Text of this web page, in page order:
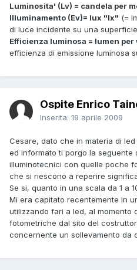
Luminosita' (Lv) = candela per
Illuminamento (Ev)= lux "lx" (=
di luce incidente su una superficie
Efficienza luminosa = lumen
efficienza di emissione luminosa
Ospite Enrico
Inserita: 19 aprile 2009
Cesare, dato che in materia di
ed informato ti porgo la seguente
illuminotecnici con quelle poche
che si riescono a reperire
Se si, quanto in una scala da 1 a
Mi era capitato recentemente in
utilizzando fari a led, al momento
fotometriche dal sito del
concernente un sollevamento da